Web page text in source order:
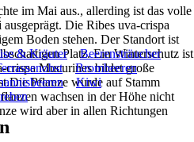
im Mai aus., allerding ist das volle
Die Ribes uva-crispa
Boden stehen. Der Standort ist
Platz. Ein Winterschutz ist
Mucurines bildet große
Pflanze wurde auf Stamm
wachsen in der Höhe nicht
wird aber in allen Richtungen
& Kräuter
Beerensträucher
Brombeeren
Kiwi